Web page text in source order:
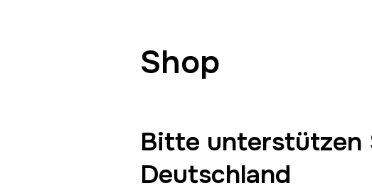
Shop
Bitte unterstützen
Deutschland